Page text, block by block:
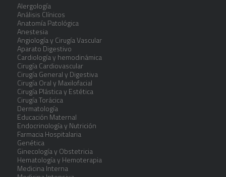
Alergología
Análisis Clínicos
Anatomía Patológica
Anestesia
Angiología y Cirugía Vascular
Aparato Digestivo
Cardiología y hemodinámica
Cirugía Cardiovascular
Cirugía General y Digestiva
Cirugía Oral y Maxilofacial
Cirugía Plástica y Estética
Cirugía Torácica
Dermatología
Educación Maternal
Endocrinología y Nutrición
Farmacia Hospitalaria
Genética
Ginecología y Obstetricia
Hematología y Hemoterapia
Medicina Interna